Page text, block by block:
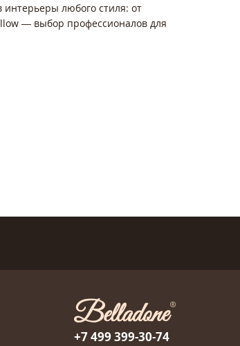
любого стиля: от
— выбор профессионалов для
+7 499 399-30-74